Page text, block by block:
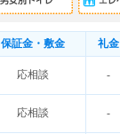
保証金・敷金 礼金
応相談 -
応相談 -